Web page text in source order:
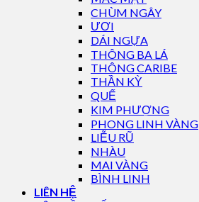
CHÙM NGÂY
ƯƠI
DÁI NGỰA
THÔNG BA LÁ
THÔNG CARIBE
THẦN KỲ
QUẾ
KIM PHƯỢNG
PHONG LINH VÀNG
LIỄU RŨ
NHÀU
MAI VÀNG
BÌNH LINH
LIÊN HỆ